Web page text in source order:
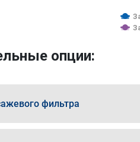
опции:
фильтра